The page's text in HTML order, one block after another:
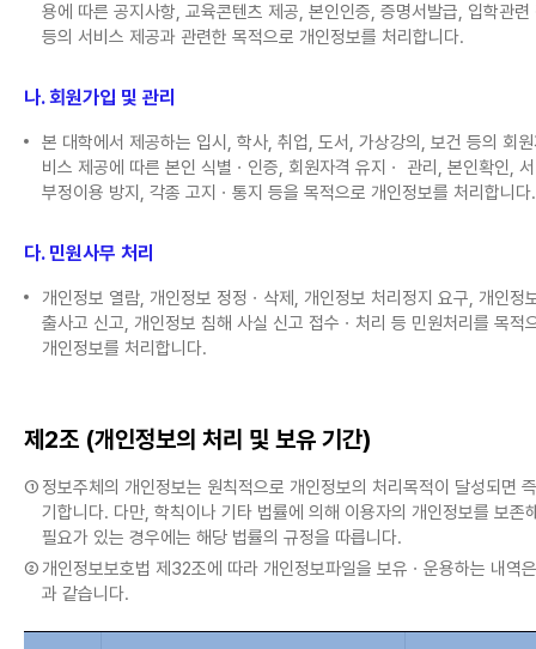
용에 따른 공지사항, 교육콘텐츠 제공, 본인인증, 증명서발급, 입학관련
등의 서비스 제공과 관련한 목적으로 개인정보를 처리합니다.
나. 회원가입 및 관리
본 대학에서 제공하는 입시, 학사, 취업, 도서, 가상강의, 보건 등의 회
비스 제공에 따른 본인 식별ㆍ인증, 회원자격 유지ㆍ 관리, 본인확인,
부정이용 방지, 각종 고지ㆍ통지 등을 목적으로 개인정보를 처리합니다.
다. 민원사무 처리
개인정보 열람, 개인정보 정정ㆍ삭제, 개인정보 처리정지 요구, 개인정
출사고 신고, 개인정보 침해 사실 신고 접수ㆍ처리 등 민원처리를 목적
개인정보를 처리합니다.
제2조 (개인정보의 처리 및 보유 기간)
① 정보주체의 개인정보는 원칙적으로 개인정보의 처리목적이 달성되면
기합니다. 다만, 학칙이나 기타 법률에 의해 이용자의 개인정보를 보존
필요가 있는 경우에는 해당 법률의 규정을 따릅니다.
② 개인정보보호법 제32조에 따라 개인정보파일을 보유ㆍ운용하는 내역
과 같습니다.